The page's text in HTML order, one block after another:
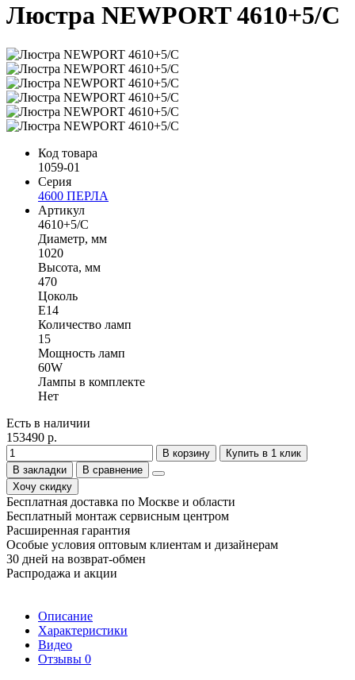
Люстра NEWPORT 4610+5/C
Код товара
1059-01
Серия
4600 ПЕРЛА
Артикул
4610+5/C
Диаметр, мм
1020
Высота, мм
470
Цоколь
Е14
Количество ламп
15
Мощность ламп
60W
Лампы в комплекте
Нет
Есть в наличии
153490 р.
В корзину
Купить в 1 клик
В закладки
В сравнение
Хочу скидку
Бесплатная доставка по Москве и области
Бесплатный монтаж сервисным центром
Расширенная гарантия
Особые условия оптовым клиентам и дизайнерам
30 дней на возврат-обмен
Распродажа и акции
Описание
Характеристики
Видео
Отзывы 0